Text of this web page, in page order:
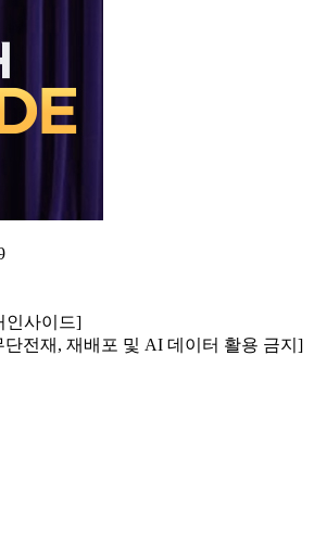
인사이드]
전재, 재배포 및 AI 데이터 활용 금지]